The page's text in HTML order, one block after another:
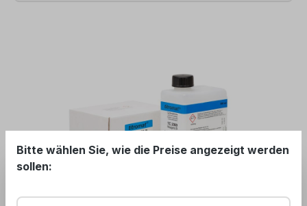
Bitte wählen Sie, wie die Preise angezeigt werden
sollen: